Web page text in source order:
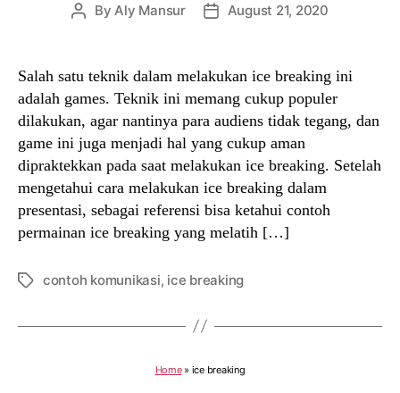
PostByAly Mansur
PostAugust 21, 2020
Salah satu teknik dalam melakukan ice breaking ini
adalah games. Teknik ini memang cukup populer
dilakukan, agar nantinya para audiens tidak tegang, dan
game ini juga menjadi hal yang cukup aman
dipraktekkan pada saat melakukan ice breaking. Setelah
mengetahui cara melakukan ice breaking dalam
presentasi, sebagai referensi bisa ketahui contoh
permainan ice breaking yang melatih […]
Tagscontoh komunikasi, ice breaking
Home» ice breaking